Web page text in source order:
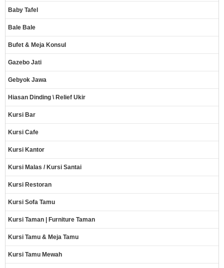
Baby Tafel
Bale Bale
Bufet & Meja Konsul
Gazebo Jati
Gebyok Jawa
Hiasan Dinding \ Relief Ukir
Kursi Bar
Kursi Cafe
Kursi Kantor
Kursi Malas / Kursi Santai
Kursi Restoran
Kursi Sofa Tamu
Kursi Taman | Furniture Taman
Kursi Tamu & Meja Tamu
Kursi Tamu Mewah